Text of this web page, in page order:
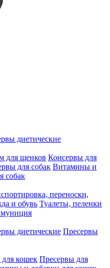
диетические
для щенков Консервы для
для собак Витамины и
собак
переноски,
и обувь Туалеты, пеленки
диетические Пресервы
кошек Пресервы для